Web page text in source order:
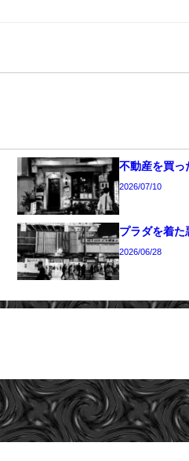
不動産を買っ
2026/07/10
プラダを着た
2026/06/28